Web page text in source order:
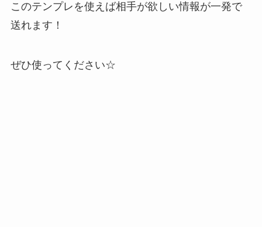
このテンプレを使えば相手が欲しい情報が一発で
送れます！
ぜひ使ってください☆